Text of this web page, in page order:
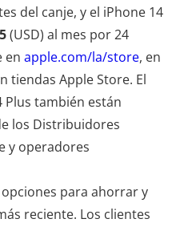
del canje, y el iPhone 14
(USD) al mes por 24
en apple.com/la/store, en
tiendas Apple Store. El
Plus también están
los Distribuidores
y operadores
para ahorrar y
reciente. Los clientes